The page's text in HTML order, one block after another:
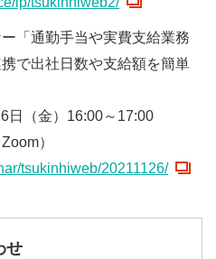
「通勤手当や実費支給業務
で出社日数や支給額を簡単
（金）16:00～17:00
）
tsukinhiweb/20211126/
せ